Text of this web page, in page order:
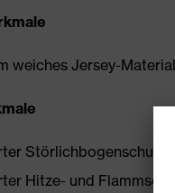
weiches Jersey-
Störlichbogenschutz
Hitze- und